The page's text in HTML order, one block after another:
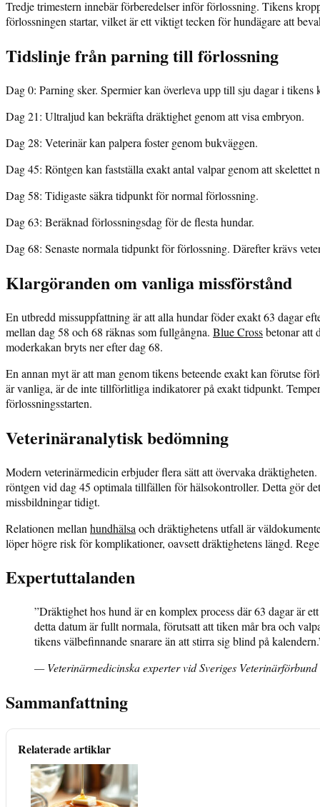
Tredje trimestern innebär förberedelser inför förlossning. Tikens
förlossningen startar, vilket är ett viktigt tecken för hundägare att
Tidslinje från parning till förlossning
Dag 0: Parning sker. Spermier kan överleva upp till sju dagar i tikens
Dag 21: Ultraljud kan bekräfta dräktighet genom att visa embryon.
Dag 28: Veterinär kan palpera foster genom bukväggen.
Dag 45: Röntgen kan fastställa exakt antal valpar genom att skelettet
Dag 58: Tidigaste säkra tidpunkt för normal förlossning.
Dag 63: Beräknad förlossningsdag för de flesta hundar.
Dag 68: Senaste normala tidpunkt för förlossning. Därefter krävs
Klargöranden om vanliga missförstånd
En utbredd missuppfattning är att alla hundar föder exakt 63 dagar
mellan dag 58 och 68 räknas som fullgångna. Blue Crossbetonar att
moderkakan bryts ner efter dag 68.
En annan myt är att man genom tikens beteende exakt kan förutse
är vanliga, är de inte tillförlitliga indikatorer på exakt tidpunkt.
förlossningsstarten.
Veterinäranalytisk bedömning
Modern veterinärmedicin erbjuder flera sätt att övervaka
röntgen vid dag 45 optimala tillfällen för hälsokontroller. Detta gör
missbildningar tidigt.
Relationen mellan hundhälsa och dräktighetens utfall är
löper högre risk för komplikationer, oavsett dräktighetens längd.
Expertuttalanden
”Dräktighet hos hund är en komplex process där 63 dagar är
detta datum är fullt normala, förutsatt att tiken mår bra och
tikens välbefinnande snarare än att stirra sig blind på
— Veterinärmedicinska experter vid Sveriges Veterinärförbund
Sammanfattning
Relaterade artiklar